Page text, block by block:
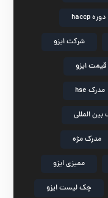
دوره haccp
شرکت ایزو
قیمت ایزو
مدرک hse
المللی
مدرک مژه
ممیزی ایزو
چک لیست ایزو